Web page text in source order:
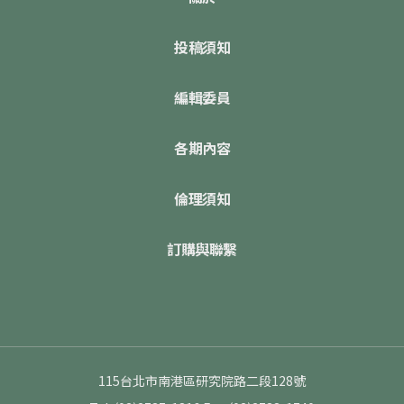
投稿須知
編輯委員
各期內容
倫理須知
訂購與聯繫
115台北市南港區研究院路二段128號